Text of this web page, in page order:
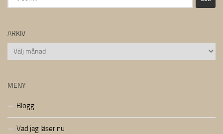
efter:
ARKIV
Arkiv
MENY
Blogg
Vad jag läser nu